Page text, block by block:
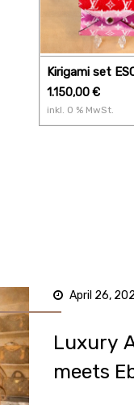
Kirigami set
1.150,00€
inkl. 0 % MwSt.
April 26,
Luxury
meets